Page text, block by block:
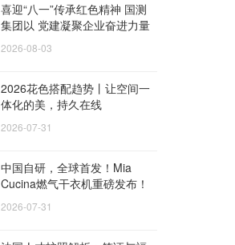
喜迎“八一”传承红色精神 国测
集团以 党建凝聚企业奋进力量
2026-08-03
2026花色搭配趋势丨让空间一
体化的美，持久在线
2026-07-31
中国自研，全球首发！Mia
Cucina燃气干衣机重磅发布！
2026-07-31